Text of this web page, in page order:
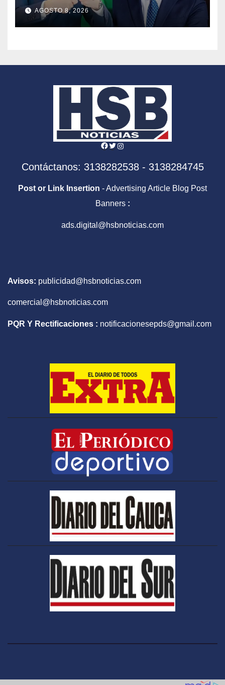
tomará el timón de la DIAN
en la era De la Espriella
AGOSTO 8, 2026
Facebook
Twitter
Instagram
Contáctanos: 3138282538 - 3138284745
Post or Link Insertion - Advertising Article Blog Post
Banners :
ads.digital@hsbnoticias.com
Avisos: publicidad@hsbnoticias.com
comercial@hsbnoticias.com
PQR Y Rectificaciones : notificacionesepds@gmail.com